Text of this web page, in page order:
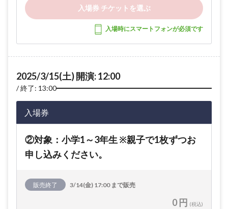
入場券 チケットを選ぶ
入場時にスマートフォンが必須です
2025/3/15(土) 開演: 12:00
終了: 13:00
入場券
②対象：小学1～3年生 ※親子で1枚ずつお
申し込みください。
販売終了 3/14(金) 17:00 まで販売
0 円 (税込)